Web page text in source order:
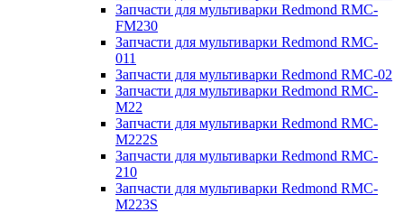
Запчасти для мультиварки Redmond RMC-
FM230
Запчасти для мультиварки Redmond RMC-
011
Запчасти для мультиварки Redmond RMC-02
Запчасти для мультиварки Redmond RMC-
M22
Запчасти для мультиварки Redmond RMC-
M222S
Запчасти для мультиварки Redmond RMC-
210
Запчасти для мультиварки Redmond RMC-
M223S